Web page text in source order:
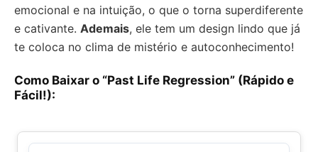
emocional e na intuição, o que o torna superdiferente
e cativante. Ademais, ele tem um design lindo que já
te coloca no clima de mistério e autoconhecimento!
Como Baixar o “Past Life Regression” (Rápido e
Fácil!):